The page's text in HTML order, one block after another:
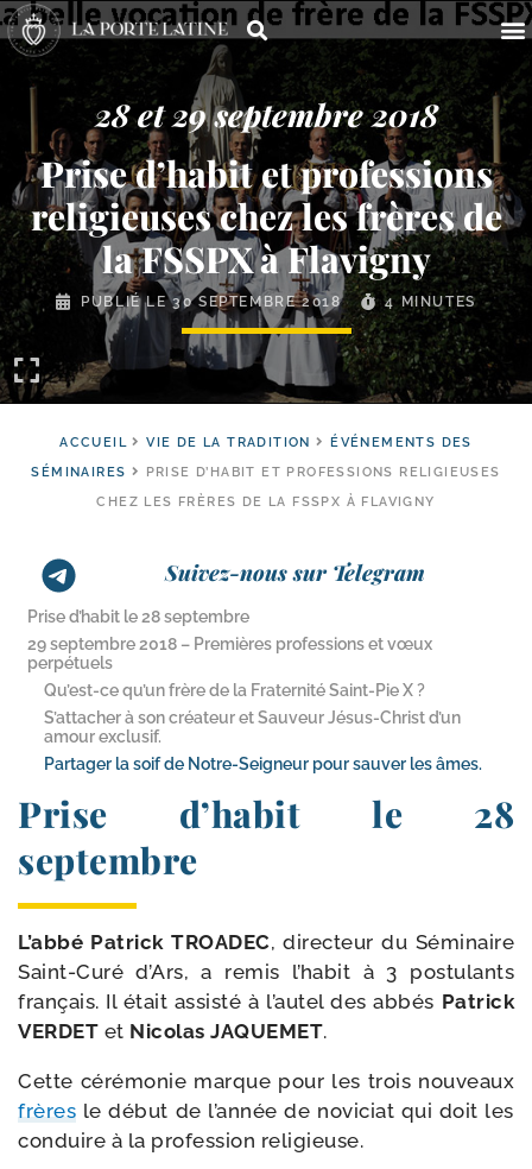
28 et 29 septembre 2018
Prise d’habit et professions
religieuses chez les frères de
la FSSPX à Flavigny
PUBLIÉ LE30 SEPTEMBRE 2018 4 MINUTES
ACCUEIL VIE DE LA TRADITION
ÉVÉNEMENTS DES
SÉMINAIRES
PRISE D’HABIT ET PROFESSIONS RELIGIEUSES
CHEZ LES FRÈRES DE LA FSSPX À FLAVIGNY
Suivez-nous sur Telegram
Prise d’habit le 28 septembre
29 septembre 2018 – Premières professions et vœux
perpétuels
Qu’est-ce qu’un frère de la Fraternité Saint-​Pie X ?
S’attacher à son créateur et Sauveur Jésus-​Christ d’un
amour exclusif.
Partager la soif de Notre-​Seigneur pour sauver les âmes.
Prise d’habit le 28
septembre
L’abbé Patrick TROADEC, direc­teur du Séminaire
Saint-​Curé d’Ars, a remis l’habit à 3 pos­tu­lants
fran­çais. Il était assis­té à l’autel des abbés Patrick
VERDET et Nicolas JAQUEMET.
Cette céré­mo­nie marque pour les trois nou­veaux
frères le début de l’année de novi­ciat qui doit les
conduire à la pro­fes­sion religieuse.